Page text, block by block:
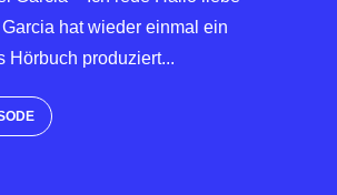
hat wieder einmal ein
Hörbuch produziert...